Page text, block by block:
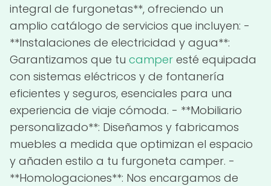
integral de furgonetas**, ofreciendo un
amplio catálogo de servicios que incluyen: -
**Instalaciones de electricidad y agua**:
Garantizamos que tu camper esté equipada
con sistemas eléctricos y de fontanería
eficientes y seguros, esenciales para una
experiencia de viaje cómoda. - **Mobiliario
personalizado**: Diseñamos y fabricamos
muebles a medida que optimizan el espacio
y añaden estilo a tu furgoneta camper. -
**Homologaciones**: Nos encargamos de